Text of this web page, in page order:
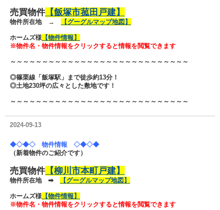
売買物件 【飯塚市菰田戸建】
物件所在地 → 【グーグルマップ地図】
ホームズ様 【物件情報】
※物件名・物件情報をクリックすると情報を閲覧できます
～～～～～～～～～～～～～～～～～～～～～～～～～～～～
◎篠栗線「飯塚駅」まで徒歩約13分！
◎土地230坪の広々とした敷地です！
～～～～～～～～～～～～～～～～～～～～～～～～～～～～
2024-09-13
◆◇◆◇ 物件情報 ◇◆◇◆
（新着物件のご紹介です）
売買物件 【柳川市本町戸建】
物件所在地 ➡ 【グーグルマップ地図】
ホームズ様 【物件情報】
※物件名・物件情報をクリックすると情報を閲覧できます